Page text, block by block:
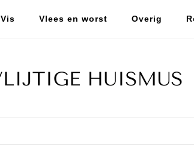
Vis Vlees en worst Overig